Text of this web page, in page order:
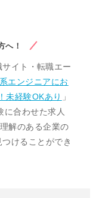
へ！
イト・転職エー
エンジニアにお
未経験OKあり 」
に合わせた求人
解のある企業の
けることができ